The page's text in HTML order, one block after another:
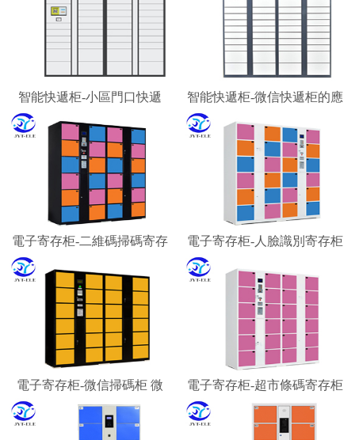
智能快遞柜-小區門口快遞
柜-校園快遞柜
智能快遞柜-微信快遞柜的應
用場景
電子寄存柜-二維碼掃碼寄存
電子寄存柜-人臉識別寄存柜
智能寄存柜廠家
電子寄存柜-微信掃碼柜 微
信聯網寄存柜 微信收費柜
嘉易特電子科技
電子寄存柜-超市條碼寄存柜
景區游客行李寄存柜